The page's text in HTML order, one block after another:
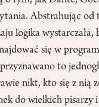
Abstrahując
logika
się w
to
nikt, kto się z nią
do wielkich pisarzy